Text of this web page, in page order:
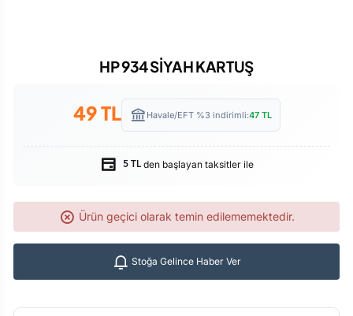
HP 934 SİYAH KARTUŞ
49TL Havale/EFT %3 indirimli:47TL
5 TLden başlayan taksitler ile
Ürün geçici olarak temin edilememektedir.
Stoğa Gelince Haber Ver